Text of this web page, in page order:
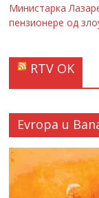
Министарка
пензионере од
RTV OK
Evropa u